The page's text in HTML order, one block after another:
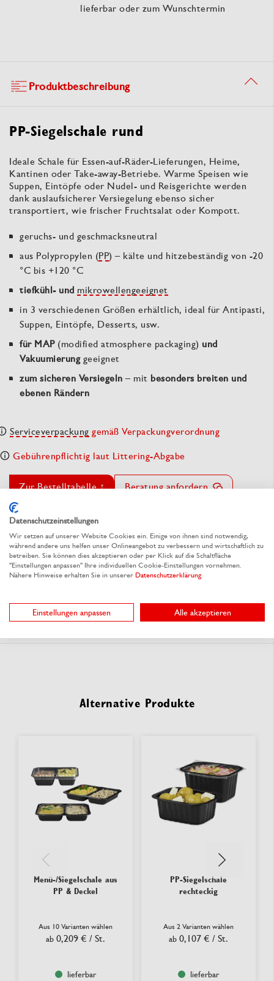
lieferbar oder zum Wunschtermin
Produktbeschreibung
PP-Siegelschale rund
Ideale Schale für Essen-auf-Räder-Lieferungen, Heime,
Kantinen oder Take-away-Betriebe. Warme Speisen wie
Suppen, Eintöpfe oder Nudel- und Reisgerichte werden
dank auslaufsicherer Versiegelung ebenso sicher
transportiert, wie frischer Fruchtsalat oder Kompott.
geruchs- und geschmacksneutral
aus Polypropylen (PP) – kälte und hitzebeständig von -20
°C bis +120 °C
tiefkühl- und mikrowellengeeignet
in 3 verschiedenen Größen erhältlich, ideal für Antipasti,
Suppen, Eintöpfe, Desserts, usw.
für MAP(modified atmosphere packaging) und
Vakuumierunggeeignet
zum sicheren Versiegeln – mit besonders breiten und
ebenen Rändern
Serviceverpackung gemäß Verpackungverordnung
Gebührenpflichtig laut Littering-Abgabe
Zur Bestelltabelle ↑ Beratung anfordern
Materialeigenschaften
Service & Tipps
Dokumente
Alternative Produkte
Menü-/Siegelschale aus
PP & Deckel
Aus 10 Varianten wählen
ab 0,209 € / St.
lieferbar
PP-Siegelschale
rechteckig
Aus 2 Varianten wählen
ab 0,107 € / St.
lieferbar
Datenschutzeinstellungen
Wir setzen auf unserer Website Cookies ein. Einige von ihnen sind notwendig,
während andere uns helfen unser Onlineangebot zu verbessern und wirtschaftlich zu
betreiben. Sie können dies akzeptieren oder per Klick auf die Schaltfläche
"Einstellungen anpassen" Ihre individuellen Cookie-Einstellungen vornehmen.
Nähere Hinweise erhalten Sie in unserer Datenschutzerklärung.
Einstellungen anpassen Alle akzeptieren